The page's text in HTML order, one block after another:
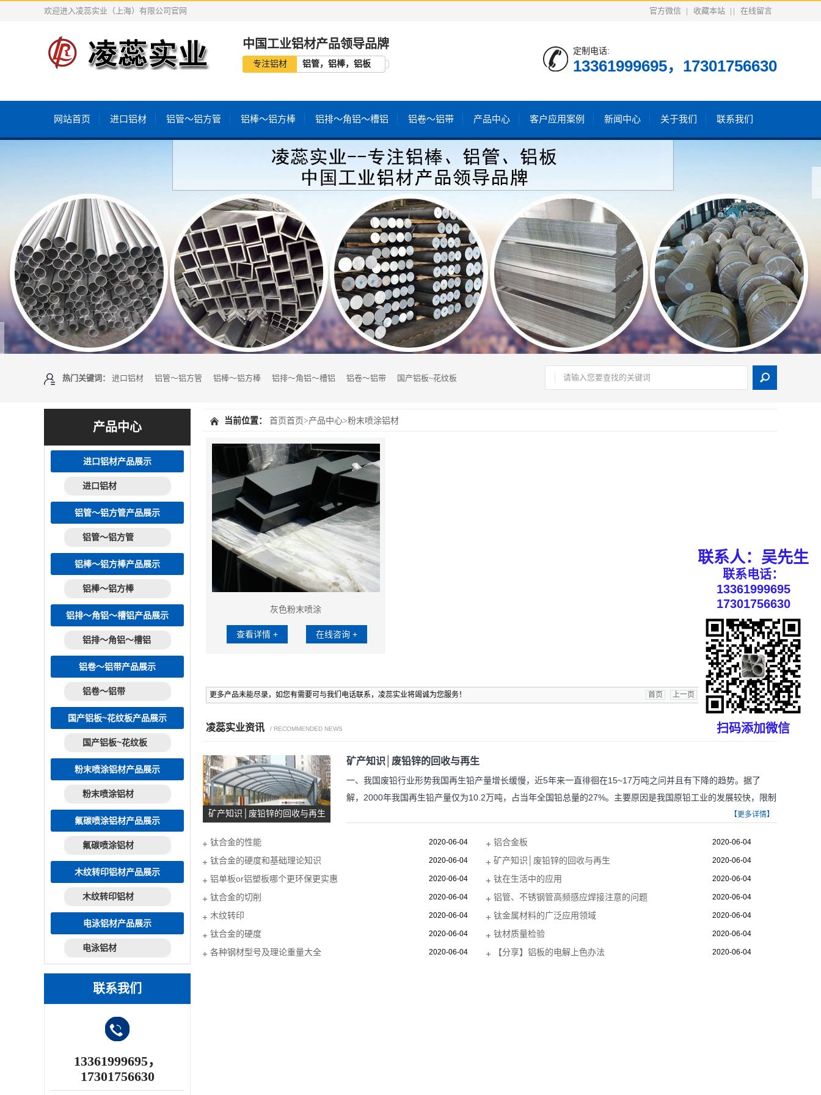
官方微信 | 收藏本站 | | 在线留言
欢迎进入凌蕊实业（上海）有限公司官网
中国工业铝材产品领导品牌
专注铝材 铝管，铝棒，铝板
定制电话:
13361999695，17301756630
网站首页 进口铝材 铝管～铝方管 铝棒～铝方棒 铝排～角铝～槽铝 铝卷～铝带 产品中心 客户应用案例 新闻中心 关于我们 联系我们
热门关键词： 进口铝材 铝管～铝方管 铝棒～铝方棒 铝排～角铝～槽铝 铝卷～铝带 国产铝板~花纹板
产品中心
进口铝材产品展示
进口铝材
铝管～铝方管产品展示
铝管～铝方管
铝棒～铝方棒产品展示
铝棒～铝方棒
铝排～角铝～槽铝产品展示
铝排～角铝～槽铝
铝卷～铝带产品展示
铝卷～铝带
国产铝板~花纹板产品展示
国产铝板~花纹板
粉末喷涂铝材产品展示
粉末喷涂铝材
氟碳喷涂铝材产品展示
氟碳喷涂铝材
木纹转印铝材产品展示
木纹转印铝材
电泳铝材产品展示
电泳铝材
联系我们
13361999695，
17301756630
当前位置： 首页首页>产品中心>粉末喷涂铝材
灰色粉末喷涂
查看详情 + 在线咨询 +
更多产品未能尽录，如您有需要可与我们电话联系，凌蕊实业将竭诚为您服务！ 首页 上一页 1 下一页 末页
凌蕊实业资讯 / RECOMMENDED NEWS
矿产知识│废铅锌的回收与再生
矿产知识│废铅锌的回收与再生
一、我国废铅行业形势我国再生铅产量增长缓慢，近5年来一直徘徊在15~17万吨之问并且有下降的趋势。据了
解，2000年我国再生铅产量仅为10.2万吨，占当年全国铅总量的27%。主要原因是我国原铅工业的发展较快，限制
了再生铅份额的提高。废铅主要来自蓄电池极板，电缆铠装、管道、铅弹和铅板。只要将这些废铅收集起来送到再
【更多详情】
2020-06-04
钛合金的性能 2020-06-04
铝合金板
2020-06-04
钛合金的硬度和基础理论知识 2020-06-04
矿产知识│废铅锌的回收与再生
2020-06-04
铝单板or铝塑板哪个更环保更实惠 2020-06-04
钛在生活中的应用
2020-06-04
钛合金的切削 2020-06-04
铝管、不锈钢管高频感应焊接注意的问题
2020-06-04
木纹转印 2020-06-04
钛金属材料的广泛应用领域
2020-06-04
钛合金的硬度 2020-06-04
钛材质量检验
2020-06-04
各种钢材型号及理论重量大全 2020-06-04
【分享】铝板的电解上色办法
联系人：吴先生
联系电话：
13361999695
17301756630
扫码添加微信